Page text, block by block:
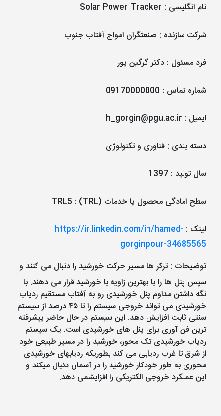
نام انگلیسی :
Solar Power Tracker
شرکت سازنده : صنعتگران امواج آفتاب جنوب
فرد مسئول : دکتر گرگین پور
شماره تماس :
09170000000
ایمیل :
h_gorgin@pgu.ac.ir
دسته بندی : فناوری و تکنولوژی
سال تولید :
1397
سطح امادگی محصول یا خدمات (TRL) :
TRL5
لینک :
https://ir.linkedin.com/in/hamed-
gorginpour-34685565
توضیحات : ترکر ها مسیر حرکت خورشید را دنبال می کنند و
سپس پنل ها را با بهترین زاویه با خورشید قرار می دهند. با
نگه داشتن مداوم پنل خورشیدی رو به آفتاب مستقیم ردیاب
خورشیدی می تواند خروجی سیستم را تا ۴۵ درصد از سیستم
سنتی ثابت افزایش دهد. این سیستم در حال حاضر پیشرفته
ترین فن آوری برای پنل های خورشیدی است. یک سیستم
ردیاب خورشیدی تک محور، خورشید را در مسیر طبیعی خود
از شرق تا غرب ردیابی می کند بطوریکه ردیابهای خورشیدی
محوری به طور خودکار خورشید را در آسمان دنبال میکند و
این عملکرد خروجی الکتریکی را افزایشمی دهد.